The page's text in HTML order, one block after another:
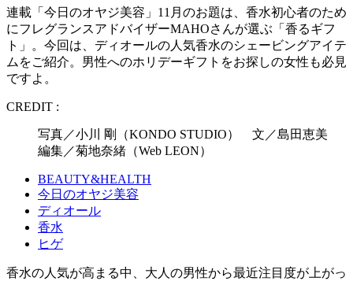
連載「今日のオヤジ美容」11月のお題は、香水初心者のため
にフレグランスアドバイザーMAHOさんが選ぶ「香るギフ
ト」。今回は、ディオールの人気香水のシェービングアイテ
ムをご紹介。男性へのホリデーギフトをお探しの女性も必見
ですよ。
CREDIT :
写真／小川 剛（KONDO STUDIO） 文／島田恵美
編集／菊地奈緒（Web LEON）
BEAUTY&HEALTH
今日のオヤジ美容
ディオール
香水
ヒゲ
香水の人気が高まる中、大人の男性から最近注目度が上がっ